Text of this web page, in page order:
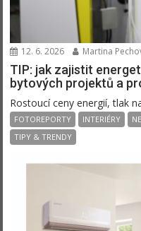
12. 6. 2026 Martina
TIP: jak zajistit
bytových projektů a
Rostoucí ceny energií, tlak
FOTOREPORTY INTERIÉRY
TIPY & TRENDY